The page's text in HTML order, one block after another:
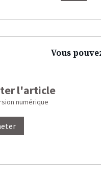
Vous
l'article
numérique